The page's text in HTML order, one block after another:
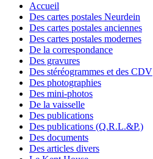
Accueil
Des cartes postales Neurdein
Des cartes postales anciennes
Des cartes postales modernes
De la correspondance
Des gravures
Des stéréogrammes et des CDV
Des photographies
Des mini-photos
De la vaisselle
Des publications
Des publications (Q.R.L.&P.)
Des documents
Des articles divers